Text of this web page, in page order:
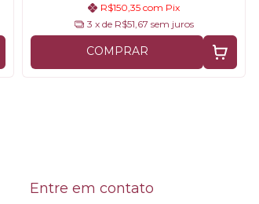
R$150,35 com Pix
3 x de R$51,67 sem juros
COMPRAR
Entre em contato